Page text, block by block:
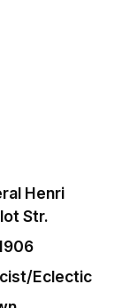
Henri
Str.
Eclectic